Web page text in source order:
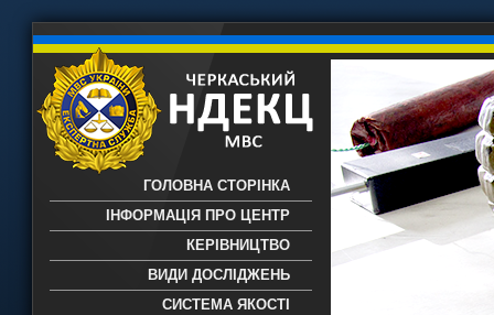
ГОЛОВНА СТОРІНКА
ІНФОРМАЦІЯ ПРО ЦЕНТР
КЕРІВНИЦТВО
ВИДИ ДОСЛІДЖЕНЬ
СИСТЕМА ЯКОСТІ